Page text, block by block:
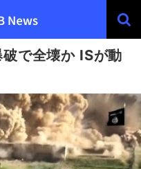
で全壊か ISが動